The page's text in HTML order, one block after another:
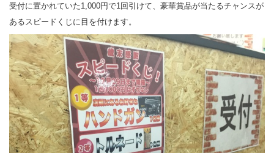
受付に置かれていた1,000円で1回引けて、豪華賞品が当たるチャンスが
あるスピードくじに目を付けます。